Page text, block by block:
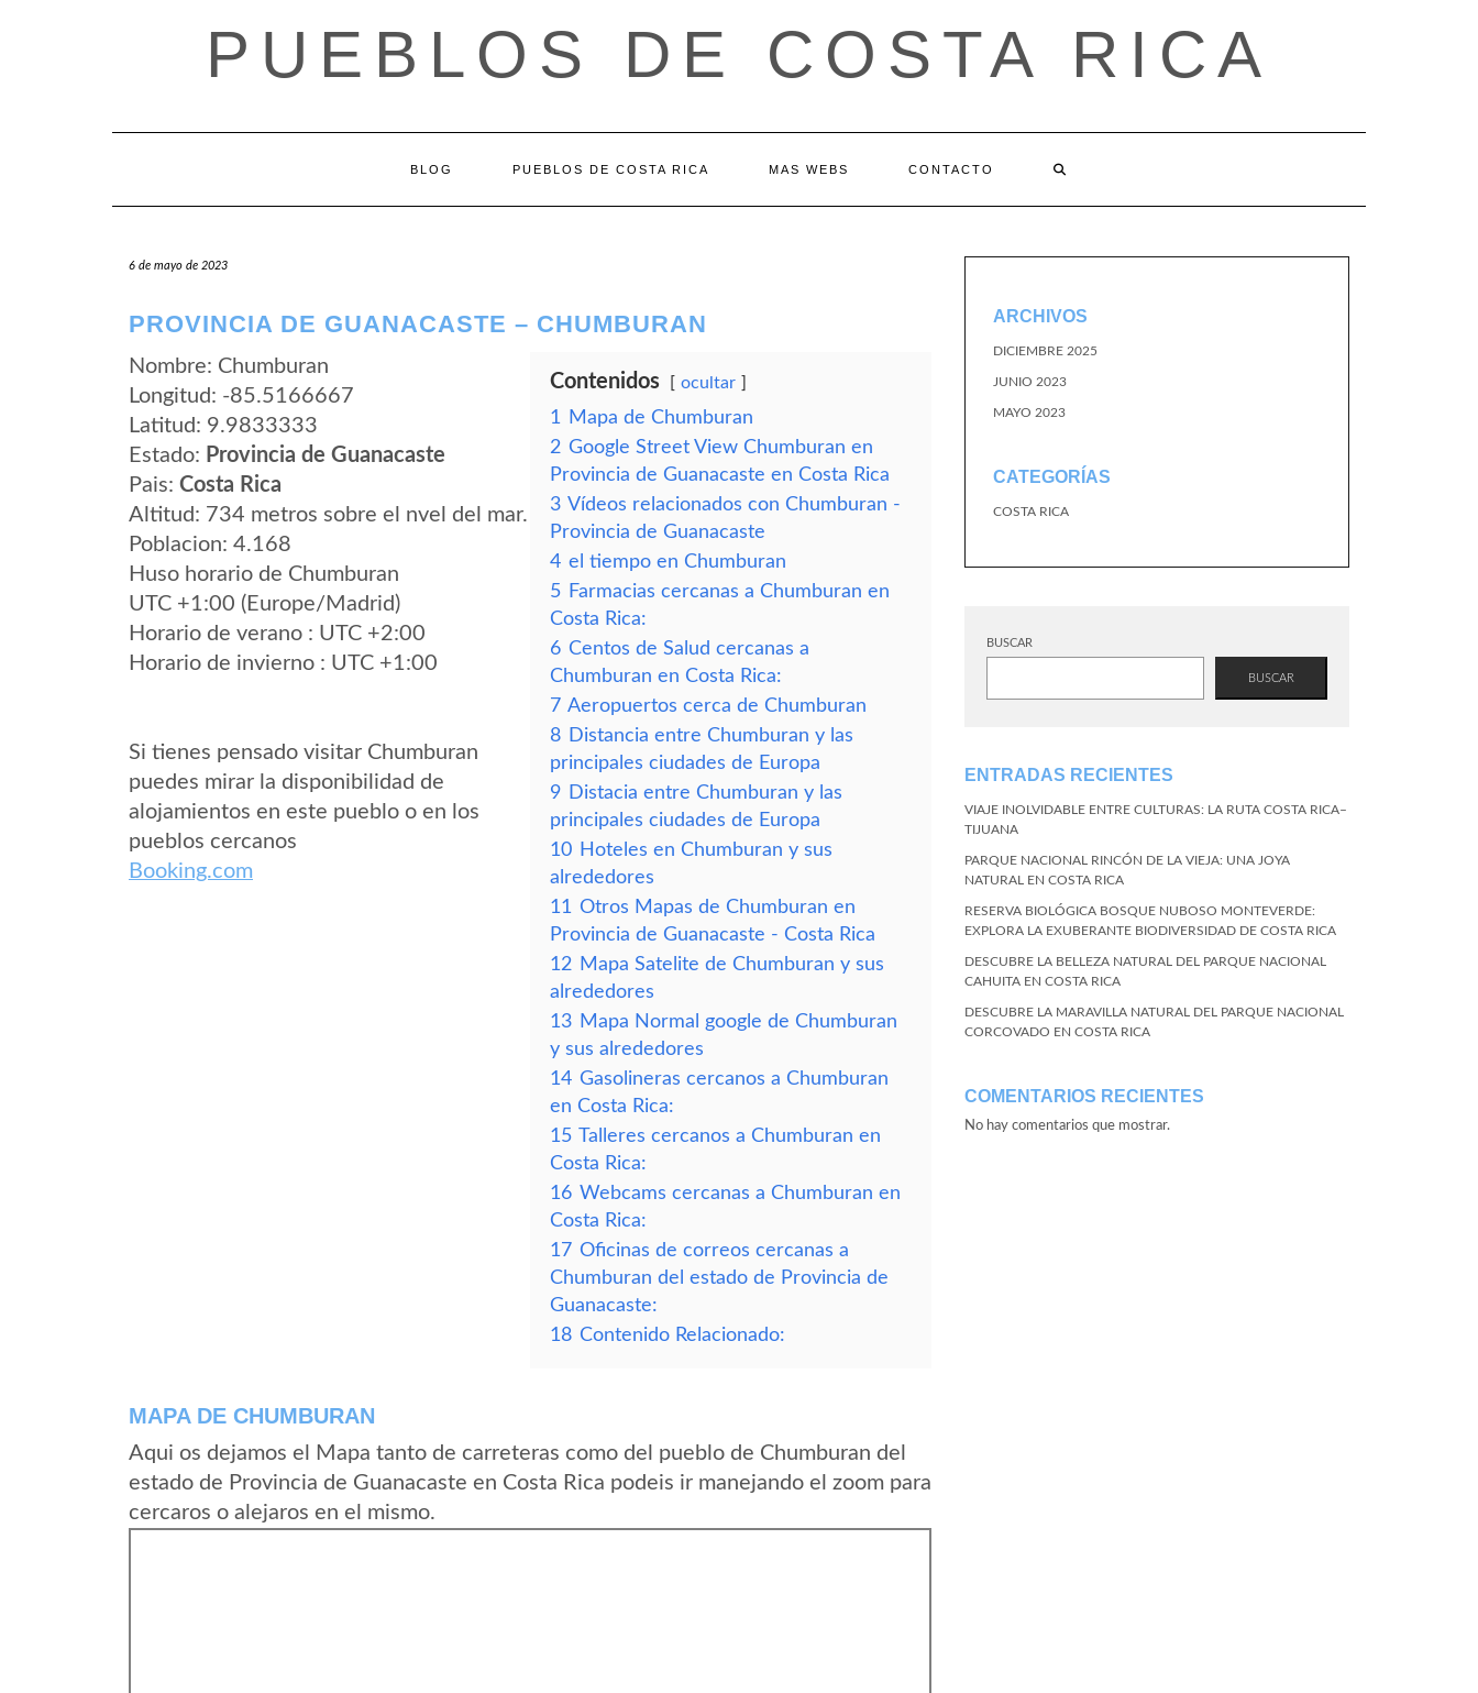
PUEBLOS DE COSTA RICA
BLOG PUEBLOS DE COSTA RICA MAS WEBS CONTACTO
6 de mayo de 2023
PROVINCIA DE GUANACASTE – CHUMBURAN
Nombre: Chumburan
Longitud: -85.5166667
Latitud: 9.9833333
Estado: Provincia de Guanacaste
Pais: Costa Rica
Altitud: 734 metros sobre el nvel del mar.
Poblacion: 4.168
Huso horario de Chumburan
UTC +1:00 (Europe/Madrid)
Horario de verano : UTC +2:00
Horario de invierno : UTC +1:00
Si tienes pensado visitar Chumburan
puedes mirar la disponibilidad de
alojamientos en este pueblo o en los
pueblos cercanos
Booking.com
Contenidos ocultar
1
Mapa de Chumburan
2 Google Street View Chumburan en
Provincia de Guanacaste en Costa Rica
3 Vídeos relacionados con Chumburan -
Provincia de Guanacaste
4 el tiempo en Chumburan
5 Farmacias cercanas a Chumburan en
Costa Rica:
6 Centos de Salud cercanas a
Chumburan en Costa Rica:
7 Aeropuertos cerca de Chumburan
8 Distancia entre Chumburan y las
principales ciudades de Europa
9 Distacia entre Chumburan y las
principales ciudades de Europa
10 Hoteles en Chumburan y sus
alrededores
11 Otros Mapas de Chumburan en
Provincia de Guanacaste - Costa Rica
12 Mapa Satelite de Chumburan y sus
alrededores
13 Mapa Normal google de Chumburan
y sus alrededores
14 Gasolineras cercanos a Chumburan
en Costa Rica:
15 Talleres cercanos a Chumburan en
Costa Rica:
16 Webcams cercanas a Chumburan en
Costa Rica:
17 Oficinas de correos cercanas a
Chumburan del estado de Provincia de
Guanacaste:
18 Contenido Relacionado:
MAPA DE CHUMBURAN
Aqui os dejamos el Mapa tanto de carreteras como del pueblo de Chumburan del
estado de Provincia de Guanacaste en Costa Rica podeis ir manejando el zoom para
cercaros o alejaros en el mismo.
ARCHIVOS
DICIEMBRE 2025
JUNIO 2023
MAYO 2023
CATEGORÍAS
COSTA RICA
BUSCAR
BUSCAR
ENTRADAS RECIENTES
VIAJE INOLVIDABLE ENTRE CULTURAS: LA RUTA COSTA RICA–
TIJUANA
PARQUE NACIONAL RINCÓN DE LA VIEJA: UNA JOYA
NATURAL EN COSTA RICA
RESERVA BIOLÓGICA BOSQUE NUBOSO MONTEVERDE:
EXPLORA LA EXUBERANTE BIODIVERSIDAD DE COSTA RICA
DESCUBRE LA BELLEZA NATURAL DEL PARQUE NACIONAL
CAHUITA EN COSTA RICA
DESCUBRE LA MARAVILLA NATURAL DEL PARQUE NACIONAL
CORCOVADO EN COSTA RICA
COMENTARIOS RECIENTES
No hay comentarios que mostrar.